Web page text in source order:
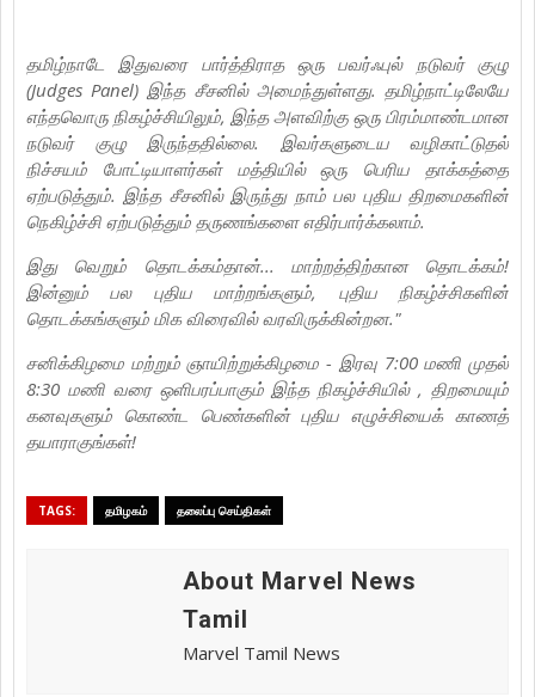
தமிழ்நாடே இதுவரை பார்த்திராத ஒரு பவர்ஃபுல் நடுவர் குழு
(Judges Panel) இந்த சீசனில் அமைந்துள்ளது. தமிழ்நாட்டிலேயே
எந்தவொரு நிகழ்ச்சியிலும், இந்த அளவிற்கு ஒரு பிரம்மாண்டமான
நடுவர் குழு இருந்ததில்லை. இவர்களுடைய வழிகாட்டுதல்
நிச்சயம் போட்டியாளர்கள் மத்தியில் ஒரு பெரிய தாக்கத்தை
ஏற்படுத்தும். இந்த சீசனில் இருந்து நாம் பல புதிய திறமைகளின்
நெகிழ்ச்சி ஏற்படுத்தும் தருணங்களை எதிர்பார்க்கலாம்.
இது வெறும் தொடக்கம்தான்... மாற்றத்திற்கான தொடக்கம்!
இன்னும் பல புதிய மாற்றங்களும், புதிய நிகழ்ச்சிகளின்
தொடக்கங்களும் மிக விரைவில் வரவிருக்கின்றன."
சனிக்கிழமை மற்றும் ஞாயிற்றுக்கிழமை - இரவு 7:00 மணி முதல்
8:30 மணி வரை ஒளிபரப்பாகும் இந்த நிகழ்ச்சியில் , திறமையும்
கனவுகளும் கொண்ட பெண்களின் புதிய எழுச்சியைக் காணத்
தயாராகுங்கள்!
TAGS: தமிழகம் தலைப்பு செய்திகள்
About Marvel News
Tamil
Marvel Tamil News